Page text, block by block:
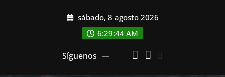
sábado, 8 agosto 2026
6:29:45 AM
Síguenos